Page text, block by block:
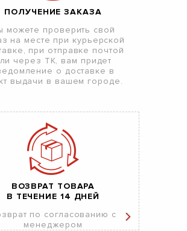
ПОЛУЧЕНИЕ ЗАКАЗА
можете проверить свой
на месте при курьерской
при отправке почтой
через ТК, вам придет
о доставке в
выдачи в вашем городе.
ВОЗВРАТ ТОВАРА
В ТЕЧЕНИЕ 14 ДНЕЙ
по согласованию с
менеджером